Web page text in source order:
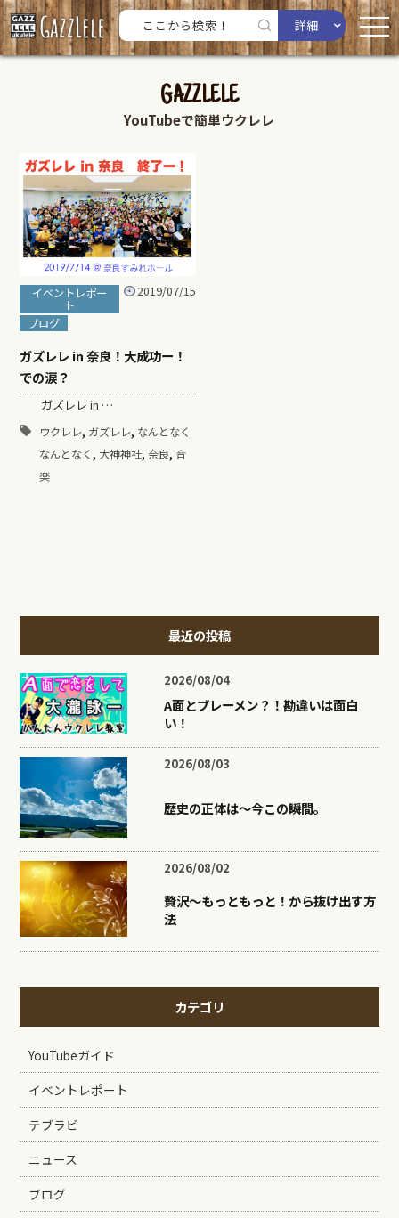
詳細
GAZZLELE
YouTubeで簡単ウクレレ
イベントレポー
ト
ブログ
2019/07/15
ガズレレ in 奈良！大成功ー！
での涙？
ガズレレ in …
ウクレレ, ガズレレ, なんとなく
なんとなく , 大神神社, 奈良, 音
楽
最近の投稿
2026/08/04
A面とブレーメン？！勘違いは面白
い！
2026/08/03
歴史の正体は〜今この瞬間。
2026/08/02
贅沢〜もっともっと！から抜け出す方
法
カテゴリ
YouTubeガイド
イベントレポート
テブラビ
ニュース
ブログ